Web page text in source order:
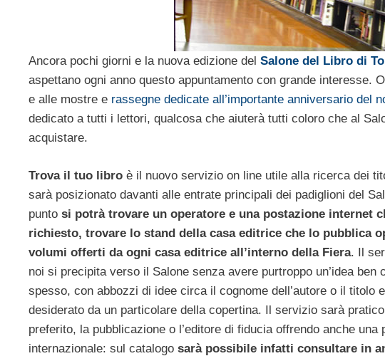
Ancora pochi giorni e la nuova edizione del Salone del Libro di
aspettano ogni anno questo appuntamento con grande interesse.
e alle mostre e rassegne dedicate all’importante anniversario del
dedicato a tutti i lettori, qualcosa che aiuterà tutti coloro che al
acquistare.
Trova il tuo libro è il nuovo servizio on line utile alla ricerca dei
sarà posizionato davanti alle entrate principali dei padiglioni del
punto si potrà trovare un operatore e una postazione internet
richiesto, trovare lo stand della casa editrice che lo pubblica
volumi offerti da ogni casa editrice all’interno della Fiera. Il
noi si precipita verso il Salone senza avere purtroppo un’idea
spesso, con abbozzi di idee circa il cognome dell’autore o il titolo
desiderato da un particolare della copertina. Il servizio sarà
preferito, la pubblicazione o l’editore di fiducia offrendo anche
internazionale: sul catalogo sarà possibile infatti consultare in